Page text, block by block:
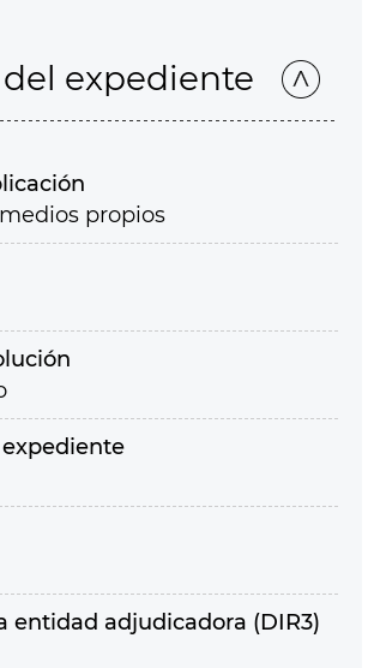
expediente
propios
entidad adjudicadora (DIR3)